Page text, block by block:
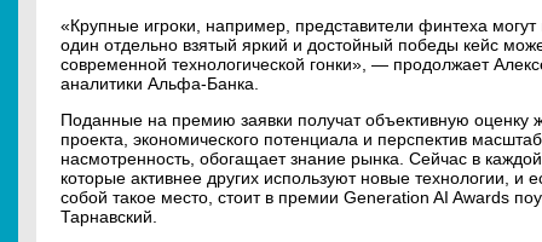
«Крупные игроки, например, представители финтеха могут
один отдельно взятый яркий и достойный победы кейс
современной технологической гонки», — продолжает
аналитики Альфа-Банка.
Поданные на премию заявки получат объективную оценку
проекта, экономического потенциала и перспектив
насмотренность, обогащает знание рынка. Сейчас в
которые активнее других используют новые технологии, и
собой такое место, стоит в премии Generation AI Awards
Тарнавский.